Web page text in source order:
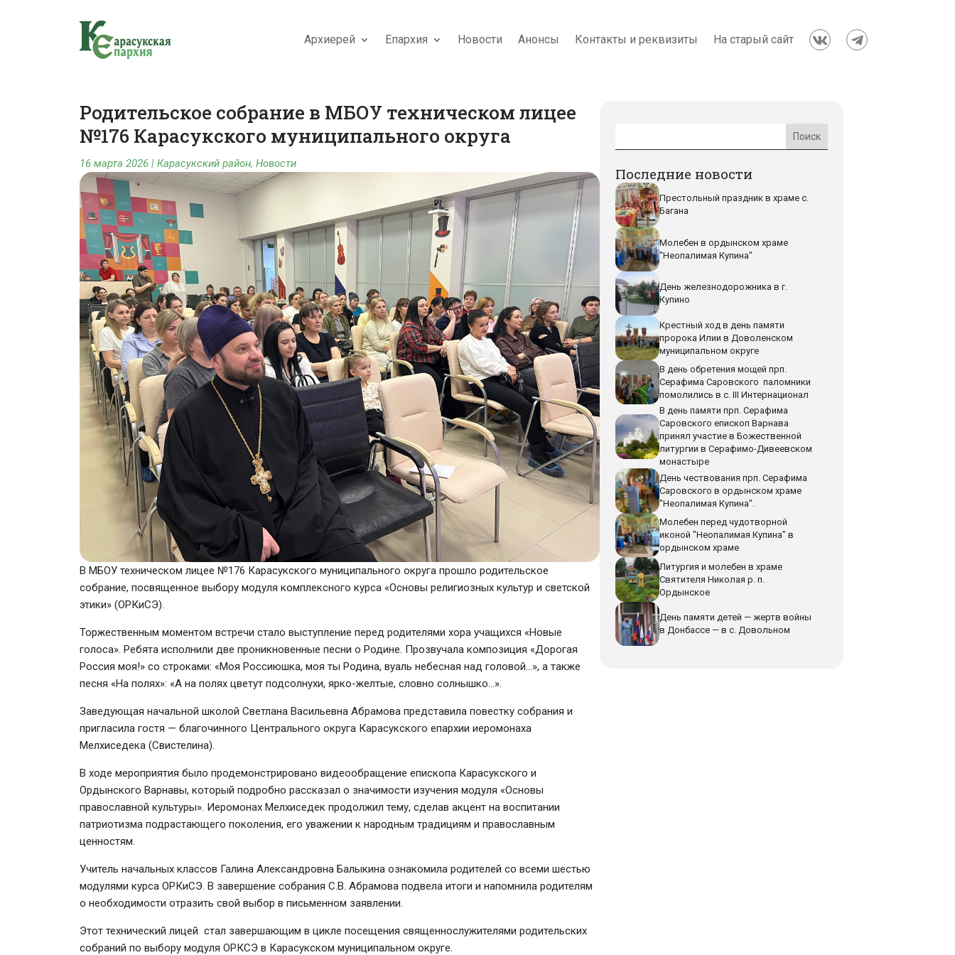
Архиерей Епархия Новости Анонсы Контакты и реквизиты На старый сайт  
Родительское собрание в МБОУ техническом лицее
№176 Карасукского муниципального округа
16 марта 2026 | Карасукский район, Новости
В МБОУ техническом лицее №176 Карасукского муниципального округа прошло родительское
собрание, посвященное выбору модуля комплексного курса «Основы религиозных культур и светской
этики» (ОРКиСЭ).
Торжественным моментом встречи стало выступление перед родителями хора учащихся «Новые
голоса». Ребята исполнили две проникновенные песни о Родине. Прозвучала композиция «Дорогая
Россия моя!» со строками: «Моя Россиюшка, моя ты Родина, вуаль небесная над головой…», а также
песня «На полях»: «А на полях цветут подсолнухи, ярко-желтые, словно солнышко…».
Заведующая начальной школой Светлана Васильевна Абрамова представила повестку собрания и
пригласила гостя — благочинного Центрального округа Карасукского епархии иеромонаха
Мелхиседека (Свистелина).
В ходе мероприятия было продемонстрировано видеообращение епископа Карасукского и
Ордынского Варнавы, который подробно рассказал о значимости изучения модуля «Основы
православной культуры». Иеромонах Мелхиседек продолжил тему, сделав акцент на воспитании
патриотизма подрастающего поколения, его уважении к народным традициям и православным
ценностям.
Учитель начальных классов Галина Александровна Балыкина ознакомила родителей со всеми шестью
модулями курса ОРКиСЭ. В завершение собрания С.В. Абрамова подвела итоги и напомнила родителям
о необходимости отразить свой выбор в письменном заявлении.
Этот технический лицей стал завершающим в цикле посещения священнослужителями родительских
собраний по выбору модуля ОРКСЭ в Карасукском муниципальном округе.
Последние новости
Престольный праздник в храме с.
Багана
Молебен в ордынском храме
"Неопалимая Купина"
День железнодорожника в г.
Купино
Крестный ход в день памяти
пророка Илии в Доволенском
муниципальном округе
В день обретения мощей прп.
Серафима Саровского паломники
помолились в с. III Интернационал
В день памяти прп. Серафима
Саровского епископ Варнава
принял участие в Божественной
литургии в Серафимо-Дивеевском
монастыре
День чествования прп. Серафима
Саровского в ордынском храме
"Неопалимая Купина".
Молебен перед чудотворной
иконой "Неопалимая Купина" в
ордынском храме
Литургия и молебен в храме
Святителя Николая р. п.
Ордынское
День памяти детей — жертв войны
в Донбассе — в с. Довольном